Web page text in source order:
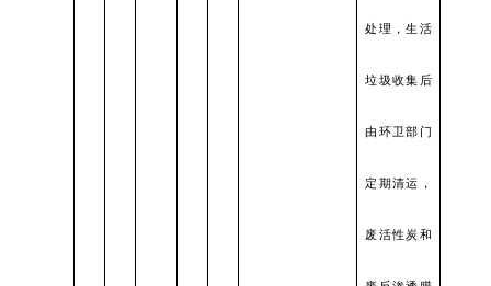
处理，生活
垃圾收集后
由环卫部门
定期清运，
废活性炭和